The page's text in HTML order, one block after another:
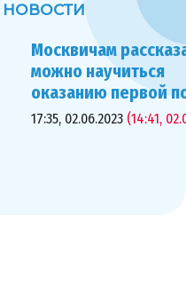
НОВОСТИ
Москвичам
можно научиться
оказанию первой
17:35, 02.06.2023 (14:41,